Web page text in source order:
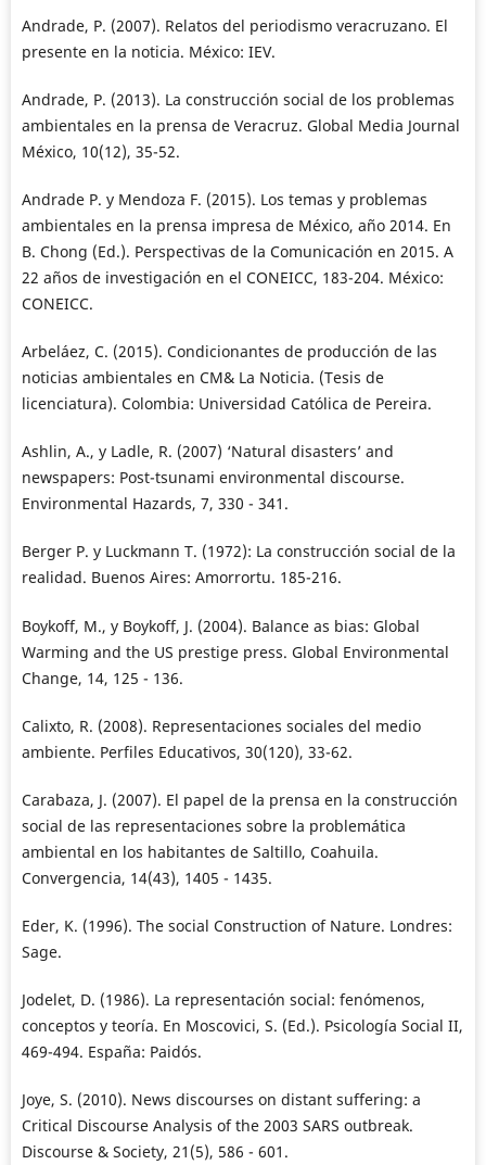
Andrade, P. (2007). Relatos del periodismo veracruzano. El
presente en la noticia. México: IEV.
Andrade, P. (2013). La construcción social de los problemas
ambientales en la prensa de Veracruz. Global Media Journal
México, 10(12), 35-52.
Andrade P. y Mendoza F. (2015). Los temas y problemas
ambientales en la prensa impresa de México, año 2014. En
B. Chong (Ed.). Perspectivas de la Comunicación en 2015. A
22 años de investigación en el CONEICC, 183-204. México:
CONEICC.
Arbeláez, C. (2015). Condicionantes de producción de las
noticias ambientales en CM& La Noticia. (Tesis de
licenciatura). Colombia: Universidad Católica de Pereira.
Ashlin, A., y Ladle, R. (2007) ‘Natural disasters’ and
newspapers: Post-tsunami environmental discourse.
Environmental Hazards, 7, 330 - 341.
Berger P. y Luckmann T. (1972): La construcción social de la
realidad. Buenos Aires: Amorrortu. 185-216.
Boykoff, M., y Boykoff, J. (2004). Balance as bias: Global
Warming and the US prestige press. Global Environmental
Change, 14, 125 - 136.
Calixto, R. (2008). Representaciones sociales del medio
ambiente. Perfiles Educativos, 30(120), 33-62.
Carabaza, J. (2007). El papel de la prensa en la construcción
social de las representaciones sobre la problemática
ambiental en los habitantes de Saltillo, Coahuila.
Convergencia, 14(43), 1405 - 1435.
Eder, K. (1996). The social Construction of Nature. Londres:
Sage.
Jodelet, D. (1986). La representación social: fenómenos,
conceptos y teoría. En Moscovici, S. (Ed.). Psicología Social II,
469-494. España: Paidós.
Joye, S. (2010). News discourses on distant suffering: a
Critical Discourse Analysis of the 2003 SARS outbreak.
Discourse & Society, 21(5), 586 - 601.